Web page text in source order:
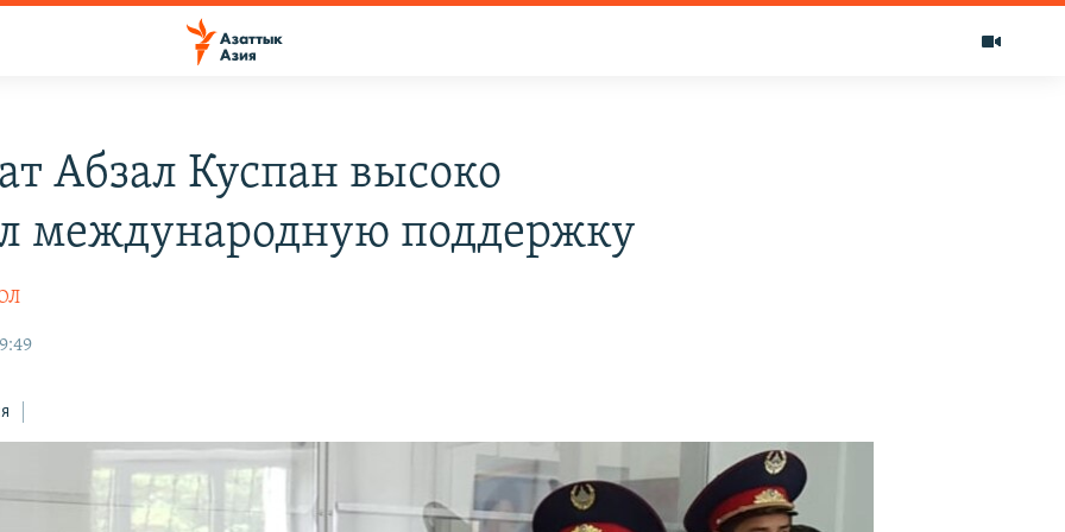
Абзал Куспан высоко
международную поддержку